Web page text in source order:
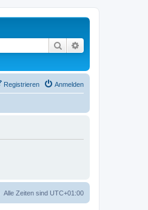
Suche
Anmelden
Registrieren
Alle Zeiten sind UTC+01:00